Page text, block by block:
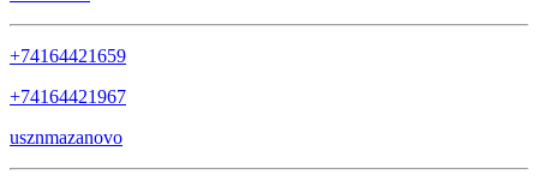
+74164421659
+74164421967
usznmazanovo